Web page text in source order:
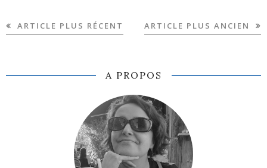
ARTICLE PLUS RÉCENT ARTICLE PLUS ANCIEN
A PROPOS